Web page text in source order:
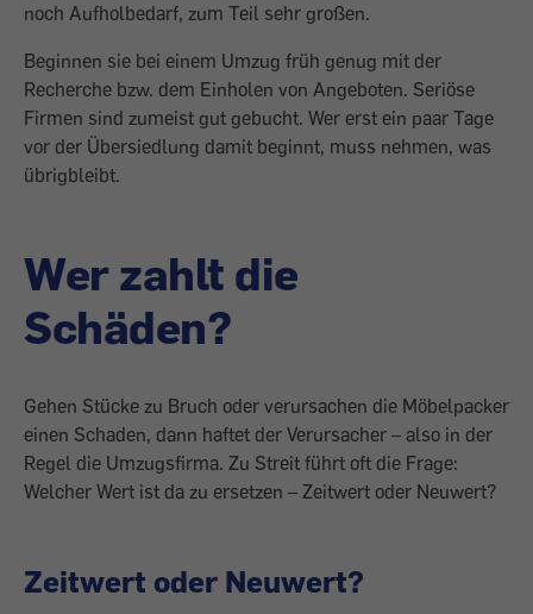
noch Aufholbedarf, zum Teil sehr großen.
Beginnen sie bei einem Umzug früh genug mit der
Recherche bzw. dem Einholen von Angeboten. Seriöse
Firmen sind zumeist gut gebucht. Wer erst ein paar Tage
vor der Übersiedlung damit beginnt, muss nehmen, was
übrigbleibt.
Wer zahlt die
Schäden?
Gehen Stücke zu Bruch oder verursachen die Möbelpacker
einen Schaden, dann haftet der Verursacher – also in der
Regel die Umzugsfirma. Zu Streit führt oft die Frage:
Welcher Wert ist da zu ersetzen – Zeitwert oder Neuwert?
Zeitwert oder Neuwert?